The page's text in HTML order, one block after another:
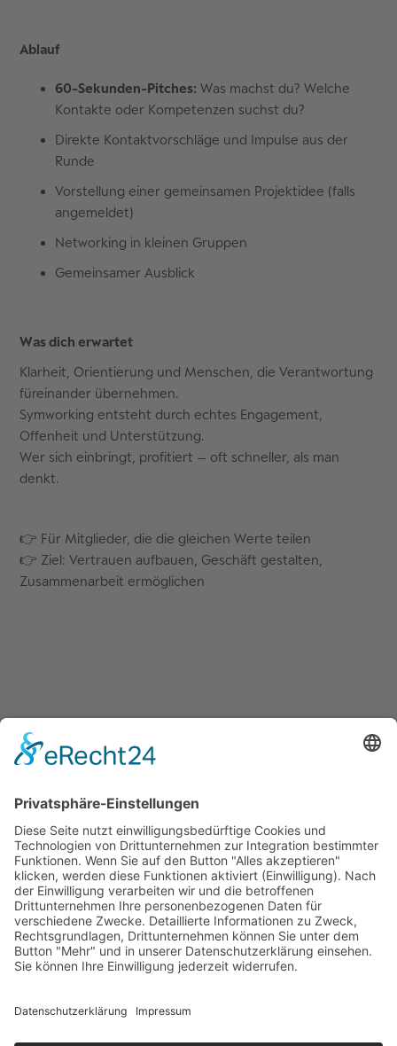
Ablauf
60-Sekunden-Pitches: Was machst du? Welche
Kontakte oder Kompetenzen suchst du?
Direkte Kontaktvorschläge und Impulse aus der
Runde
Vorstellung einer gemeinsamen Projektidee (falls
angemeldet)
Networking in kleinen Gruppen
Gemeinsamer Ausblick
Was dich erwartet
Klarheit, Orientierung und Menschen, die Verantwortung
füreinander übernehmen.
Symworking entsteht durch echtes Engagement,
Offenheit und Unterstützung.
Wer sich einbringt, profitiert – oft schneller, als man
denkt.
👉 Für Mitglieder, die die gleichen Werte teilen
👉 Ziel: Vertrauen aufbauen, Geschäft gestalten,
Zusammenarbeit ermöglichen
Quicklinks
Symworking Ecosystem
Mitglied werden
Social Media
Zu LinkedIn